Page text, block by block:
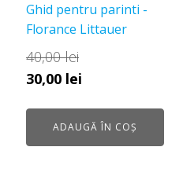
Ghid pentru parinti -
Florance Littauer
40,00lei
Prețul
fost:
30,00 lei
este:
30,00 lei.
ADAUGĂ ÎN COȘ